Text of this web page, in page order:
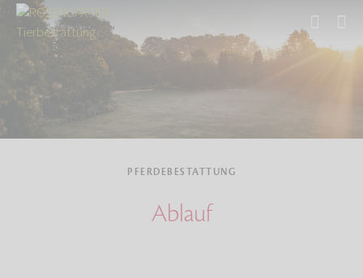
Start Tierbestattung Pferdebestattung
PFERDEBESTATTUNG
Ablauf